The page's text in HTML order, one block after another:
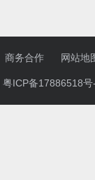
商务合作 网站地
粤ICP备17886518号